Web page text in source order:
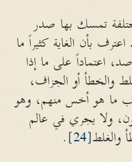
تمسك بها صدر
بأن الغاية كثيراً ما
اعتماداً على ما إذا
والخطأ أو الجزاف،
ما هو أخس منهم، وهو
ولا يجري في عالم
والغلط[24]
.